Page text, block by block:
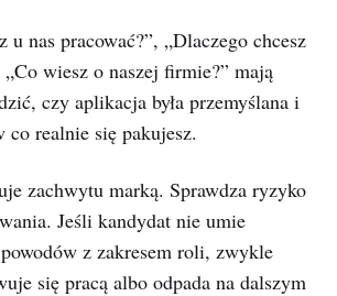
u nas pracować?”, „Dlaczego chcesz
wiesz o naszej firmie?” mają
czy aplikacja była przemyślana i
co realnie się pakujesz.
zachwytu marką. Sprawdza ryzyko
Jeśli kandydat nie umie
z zakresem roli, zwykle
się pracą albo odpada na dalszym